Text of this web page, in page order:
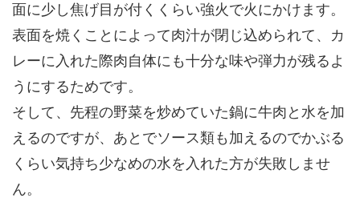
面に少し焦げ目が付くくらい強火で火にかけます。
表面を焼くことによって肉汁が閉じ込められて、カ
レーに入れた際肉自体にも十分な味や弾力が残るよ
うにするためです。
そして、先程の野菜を炒めていた鍋に牛肉と水を加
えるのですが、あとでソース類も加えるのでかぶる
くらい気持ち少なめの水を入れた方が失敗しませ
ん。